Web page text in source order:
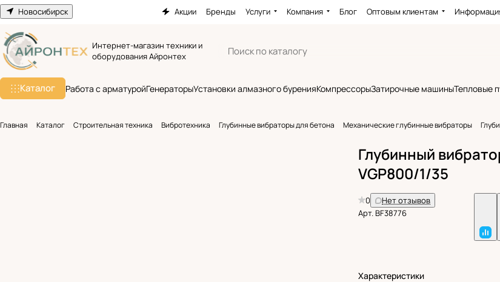
Новосибирск Акции Бренды Услуги Компания Блог Оптовым клиентам
Интернет-магазин техники и
оборудования Айронтех
Каталог Работа с арматуройГенераторыУстановки алмазного буренияКомпрессорыЗатирочные машиныТепловые
Главная Каталог Строительная техника Вибротехника Глубинные вибраторы для бетона Механические глубинные вибраторы
Глубинный
VGP800/1/35
0
Нет отзывов
Арт.BF38776
Характеристики